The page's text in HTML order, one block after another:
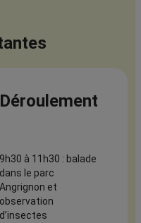
Déroulement
9h30 à 11h30 : balade
dans le parc
Angrignon et
observation
d’insectes